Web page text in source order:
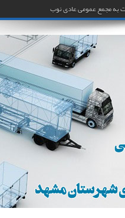
مجمع عمومی عادی نوبت اول